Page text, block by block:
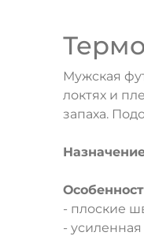
Мужская
локтях и
запаха.
- плоские
-